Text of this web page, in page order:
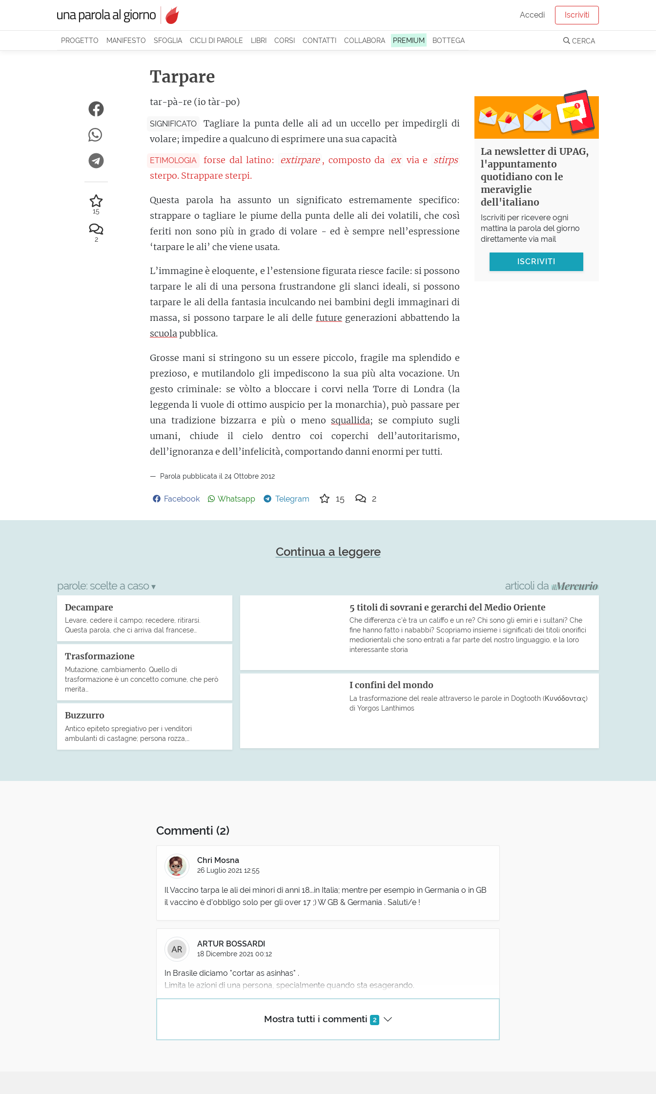
Accedi Iscriviti
PROGETTO MANIFESTO SFOGLIA CICLI DI PAROLE LIBRI CORSI CONTATTI COLLABORA PREMIUM BOTTEGA CERCA
Tarpare
tar-pà-re (io tàr-po)
SIGNIFICATO
Tagliare la punta delle ali ad un uccello per impedirgli di
volare; impedire a qualcuno di esprimere una sua capacità
ETIMOLOGIA forse dal latino: extirpare , composto da ex via e
stirps
sterpo. Strappare sterpi.
Questa parola ha assunto un significato estremamente specifico:
strappare o tagliare le piume della punta delle ali dei volatili, che così
feriti non sono più in grado di volare - ed è sempre nell’espressione
‘tarpare le ali’ che viene usata.
L’immagine è eloquente, e l’estensione figurata riesce facile: si possono
tarpare le ali di una persona frustrandone gli slanci ideali, si possono
tarpare le ali della fantasia inculcando nei bambini degli immaginari di
massa, si possono tarpare le ali dellefuture generazioni abbattendo la
scuolapubblica.
Grosse mani si stringono su un essere piccolo, fragile ma splendido e
prezioso, e mutilandolo gli impediscono la sua più alta vocazione. Un
gesto criminale: se vòlto a bloccare i corvi nella Torre di Londra (la
leggenda li vuole di ottimo auspicio per la monarchia), può passare per
una tradizione bizzarra e più o meno squallida; se compiuto sugli
umani, chiude il cielo dentro coi coperchi dell’autoritarismo,
dell’ignoranza e dell’infelicità, comportando danni enormi per tutti.
Parola pubblicata il 24 Ottobre 2012
Facebook Whatsapp Telegram 15 2
15
2
La newsletter di UPAG,
l'appuntamento
quotidiano con le
meraviglie
dell'italiano
Iscriviti per ricevere ogni
mattina la parola del giorno
direttamente via mail
ISCRIVITI
Continua a leggere
parole: scelte a caso ▾
Decampare
Levare, cedere il campo; recedere, ritirarsi.
Questa parola, che ci arriva dal francese…
Trasformazione
Mutazione, cambiamento. Quello di
trasformazione è un concetto comune, che però
merita…
Buzzurro
Antico epiteto spregiativo per i venditori
ambulanti di castagne; persona rozza,…
articoli da
5 titoli di sovrani e gerarchi del Medio Oriente
Che differenza c’è tra un califfo e un re? Chi sono gli emiri e i sultani? Che
fine hanno fatto i nababbi? Scopriamo insieme i significati dei titoli onorifici
mediorientali che sono entrati a far parte del nostro linguaggio, e la loro
interessante storia
I confini del mondo
La trasformazione del reale attraverso le parole in Dogtooth (Κυνόδοντας)
di Yorgos Lanthimos
Commenti (2)
Mostra tutti i commenti 2
Chri Mosna
26 Luglio 2021 12:55
Il Vaccino tarpa le ali dei minori di anni 18...in Italia; mentre per esempio in Germania o in GB
il vaccino è d'obbligo solo per gli over 17 ;) W GB & Germania . Saluti/e !
ARTUR BOSSARDI
18 Dicembre 2021 00:12
In Brasile diciamo "cortar as asinhas" .
Limita le azioni di una persona, specialmente quando sta esagerando.